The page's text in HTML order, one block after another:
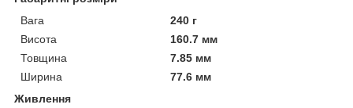
Вага
240 г
Висота
160.7 мм
Товщина
7.85 мм
Ширина
77.6 мм
Живлення